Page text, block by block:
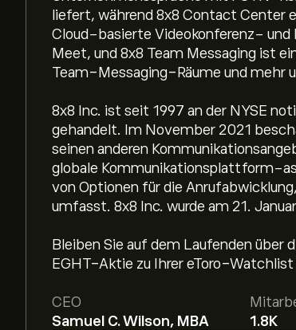
liefert, während 8x8 Contact
Cloud-basierte Videokonferenz- und
Meet, und 8x8 Team Messaging ist
Team-Messaging-Räume und mehr
8x8 Inc. ist seit 1997 an der NYSE
gehandelt. Im November 2021
seinen anderen
globale Kommunikationsplattform-
von Optionen für die
umfasst. 8x8 Inc. wurde am 21.
Bleiben Sie auf dem Laufenden über
EGHT-Aktie zu Ihrer eToro-Watchlist
CEO
Samuel C. Wilson, MBA
1.8K